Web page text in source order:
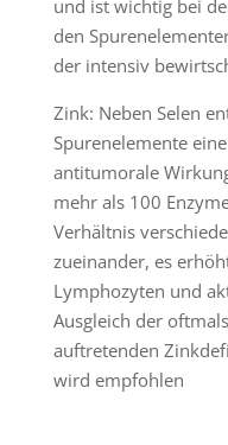
und ist wichtig bei
den
der intensiv
Zink: Neben Selen
Spurenelemente
antitumorale
mehr als 100
Verhältnis
zueinander, es
Lymphozyten und
Ausgleich der
auftretenden
wird empfohlen